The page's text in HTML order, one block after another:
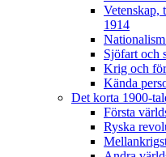
Vetenskap,
1914
Sjöfart och
Krig och
Kända
Det korta 1900-
Första
Ryska